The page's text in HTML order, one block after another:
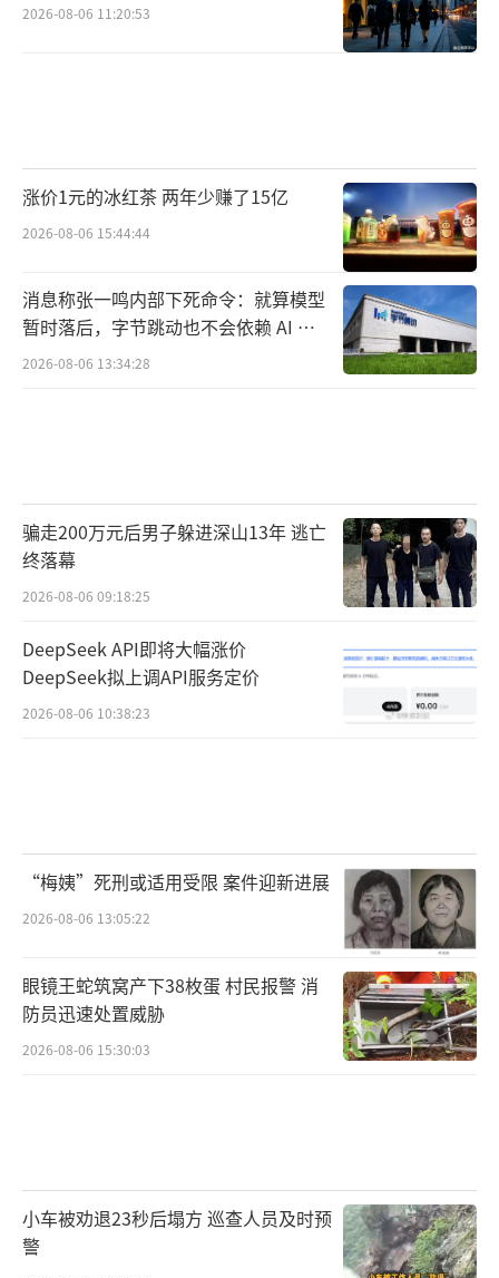
2026-08-06 11:20:53
涨价1元的冰红茶 两年少赚了15亿
2026-08-06 15:44:44
消息称张一鸣内部下死命令：就算模型
暂时落后，字节跳动也不会依赖 AI 蒸
馏技术
2026-08-06 13:34:28
骗走200万元后男子躲进深山13年 逃亡
终落幕
2026-08-06 09:18:25
DeepSeek API即将大幅涨价
DeepSeek拟上调API服务定价
2026-08-06 10:38:23
“梅姨”死刑或适用受限 案件迎新进展
2026-08-06 13:05:22
眼镜王蛇筑窝产下38枚蛋 村民报警 消
防员迅速处置威胁
2026-08-06 15:30:03
小车被劝退23秒后塌方 巡查人员及时预
警